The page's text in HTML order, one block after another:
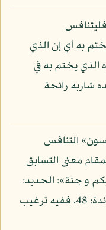
به أي إن الذي
يختم به في
شاربه رائحة
التنافس
معنى التسابق
و جنة»: الحديد:
21، و قال: «فاستبقوا الخيرات»: المائدة: 48، ففيه ترغيب